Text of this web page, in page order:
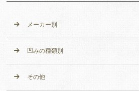
メーカー別
凹みの種類別
その他